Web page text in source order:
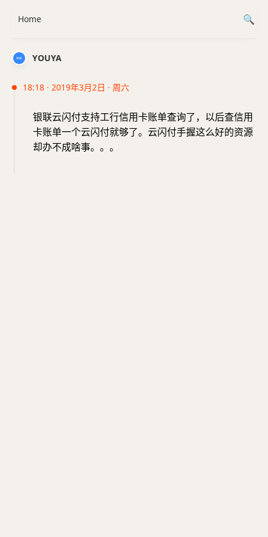
YOUYA
18:18 · 2019年3月2日 · 周六
银联云闪付支持工行信用卡账单查询了，以后查信用
卡账单一个云闪付就够了。云闪付手握这么好的资源
却办不成啥事。。。
Home